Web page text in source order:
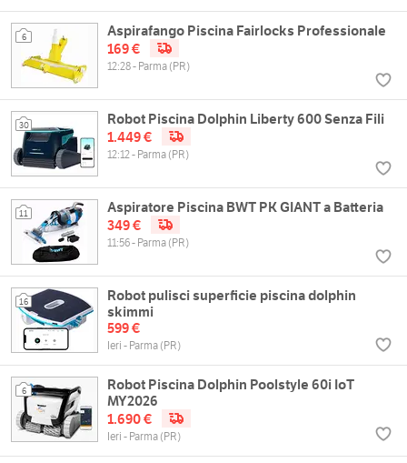
6
Aspirafango Piscina Fairlocks Professionale
169 €
12:28 - Parma (PR)
30
Robot Piscina Dolphin Liberty 600 Senza Fili
1.449 €
12:12 - Parma (PR)
11
Aspiratore Piscina BWT PK GIANT a Batteria
349 €
11:56 - Parma (PR)
16
Robot pulisci superficie piscina dolphin
skimmi
599 €
Ieri - Parma (PR)
6
Robot Piscina Dolphin Poolstyle 60i IoT
MY2026
1.690 €
Ieri - Parma (PR)